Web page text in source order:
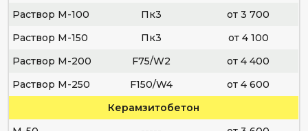
Раствор М-100
Пк3
от 3 700
Раствор М-150
Пк3
от 4 100
Раствор М-200
F75/W2
от 4 400
Раствор М-250
F150/W4
от 4 600
Керамзитобетон